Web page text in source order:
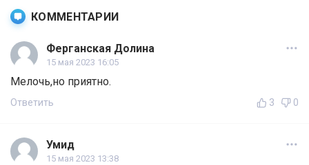
КОММЕНТАРИИ
Ферганская Долина
15 мая 2023 16:05
Мелочь,но приятно.
Ответить 3 0
Умид
15 мая 2023 13:38